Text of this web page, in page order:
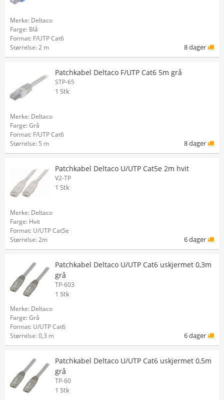
Merke: Deltaco
Farge: Blå
Format: F/UTP Cat6
Størrelse: 2 m
8 dager
Patchkabel Deltaco F/UTP Cat6 5m grå
STP-65
1 Stk
Merke: Deltaco
Farge: Grå
Format: F/UTP Cat6
Størrelse: 5 m
8 dager
Patchkabel Deltaco U/UTP Cat5e 2m hvit
V2-TP
1 Stk
Merke: Deltaco
Farge: Hvit
Format: U/UTP Cat5e
Størrelse: 2m
6 dager
Patchkabel Deltaco U/UTP Cat6 uskjermet 0,3m
grå
TP-603
1 Stk
Merke: Deltaco
Farge: Grå
Format: U/UTP Cat6
Størrelse: 0,3 m
6 dager
Patchkabel Deltaco U/UTP Cat6 uskjermet 0,5m
grå
TP-60
1 Stk